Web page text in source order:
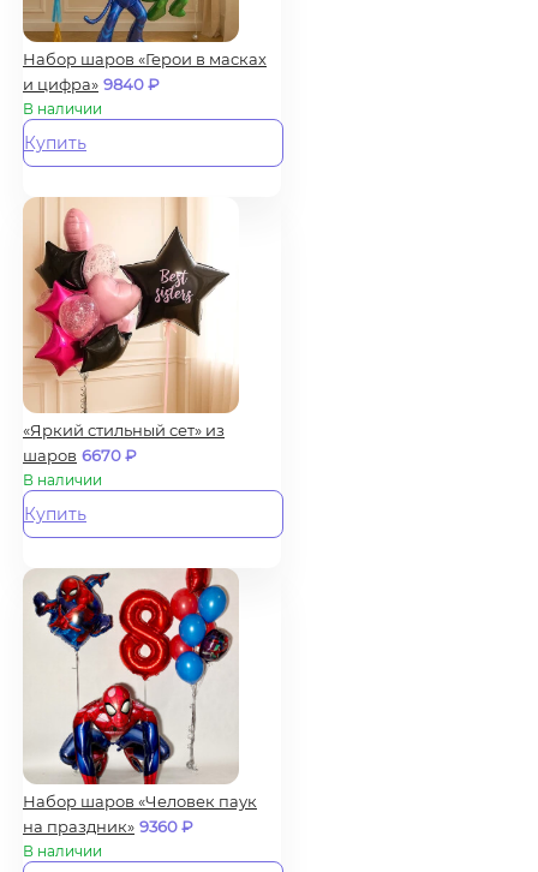
Набор шаров «Герои в масках
и цифра» 9840₽
В наличии
Купить
«Яркий стильный сет» из
шаров 6670₽
В наличии
Купить
Набор шаров «Человек паук
на праздник» 9360₽
В наличии